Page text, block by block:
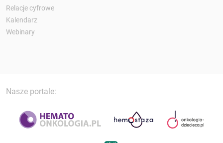
Relacje cyfrowe
Kalendarz
Webinary
Nasze portale: